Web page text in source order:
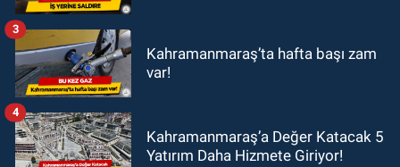
Kahramanmaraş’ta hafta başı zam
var!
3
Kahramanmaraş’a Değer Katacak 5
Yatırım Daha Hizmete Giriyor!
4